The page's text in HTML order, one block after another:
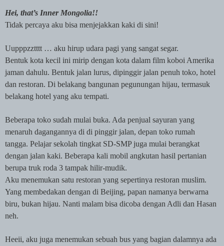
Hei, that’s Inner Mongolia!!
Tidak percaya aku bisa menjejakkan kaki di sini!
Uupppzztttt … aku hirup udara pagi yang sangat segar.
Bentuk kota kecil ini mirip dengan kota dalam film koboi Amerika
jaman dahulu. Bentuk jalan lurus, dipinggir jalan penuh toko, hotel
dan restoran. Di belakang bangunan pegunungan hijau, termasuk
belakang hotel yang aku tempati.
Beberapa toko sudah mulai buka. Ada penjual sayuran yang
menaruh dagangannya di di pinggir jalan, depan toko rumah
tangga. Pelajar sekolah tingkat SD-SMP juga mulai berangkat
dengan jalan kaki. Beberapa kali mobil angkutan hasil pertanian
berupa truk roda 3 tampak hilir-mudik.
Aku menemukan satu restoran yang sepertinya restoran muslim.
Yang membedakan dengan di Beijing, papan namanya berwarna
biru, bukan hijau. Nanti malam bisa dicoba dengan Adli dan Hasan
neh.
Heeii, aku juga menemukan sebuah bus yang bagian dalamnya ada